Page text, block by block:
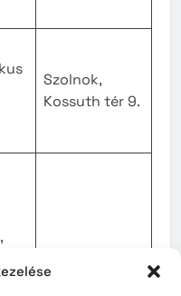
Szolnok,
Kossuth tér 9.
Kossuth tér 9.